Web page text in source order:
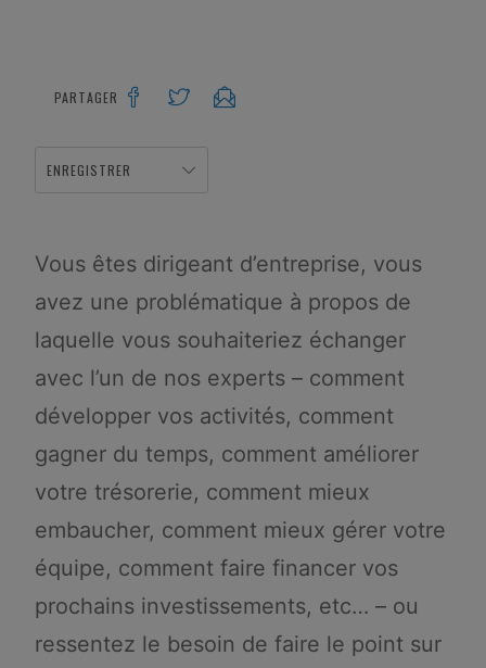
PARTAGER
ENREGISTRER
Vous êtes dirigeant d’entreprise, vous
avez une problématique à propos de
laquelle vous souhaiteriez échanger
avec l’un de nos experts – comment
développer vos activités, comment
gagner du temps, comment améliorer
votre trésorerie, comment mieux
embaucher, comment mieux gérer votre
équipe, comment faire financer vos
prochains investissements, etc… – ou
ressentez le besoin de faire le point sur